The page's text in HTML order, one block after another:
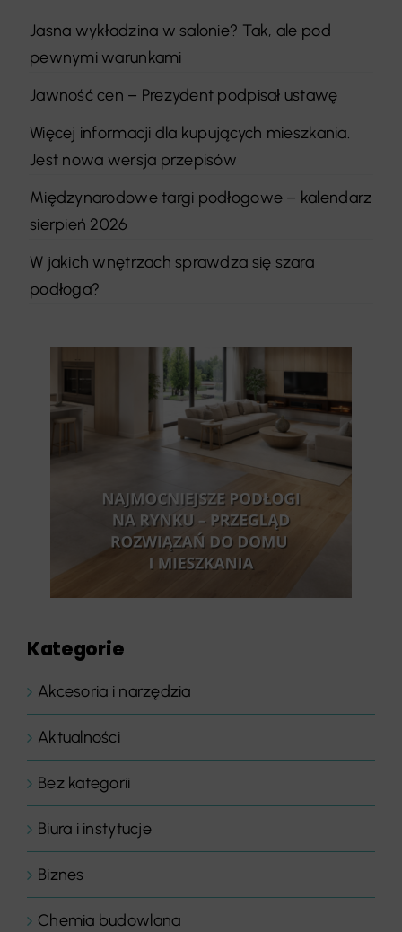
Jasna wykładzina w salonie? Tak, ale pod
pewnymi warunkami
Jawność cen – Prezydent podpisał ustawę
Więcej informacji dla kupujących mieszkania.
Jest nowa wersja przepisów
Międzynarodowe targi podłogowe – kalendarz
sierpień 2026
W jakich wnętrzach sprawdza się szara
podłoga?
Kategorie
Akcesoria i narzędzia
Aktualności
Bez kategorii
Biura i instytucje
Biznes
Chemia budowlana